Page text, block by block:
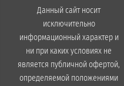
Данный сайт носит
исключительно
информационный характер и
ни при каких условиях не
является публичной офертой,
определяемой положениями